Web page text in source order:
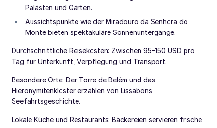
Palästen und Gärten.
Aussichtspunkte wie der Miradouro da Senhora do
Monte bieten spektakuläre Sonnenuntergänge.
Durchschnittliche Reisekosten: Zwischen 95–150 USD pro
Tag für Unterkunft, Verpflegung und Transport.
Besondere Orte: Der Torre de Belém und das
Hieronymitenkloster erzählen von Lissabons
Seefahrtsgeschichte.
Lokale Küche und Restaurants: Bäckereien servieren frische